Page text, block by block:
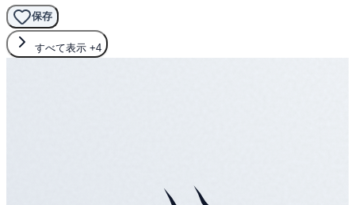
保存
すべて表示 +4